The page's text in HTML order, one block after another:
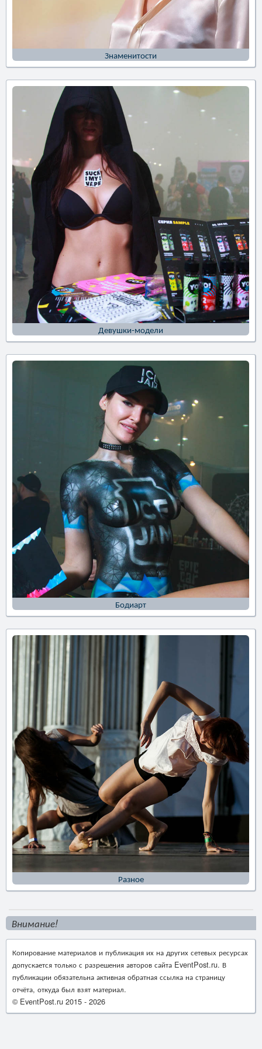
Знаменитости
Девушки-модели
Бодиарт
Разное
Внимание!
Копирование материалов и публикация их на других сетевых ресурсах
допускается только с разрешения авторов сайта EventPost.ru. В
публикации обязательна активная обратная ссылка на страницу
отчёта, откуда был взят материал.
© EventPost.ru 2015 - 2026